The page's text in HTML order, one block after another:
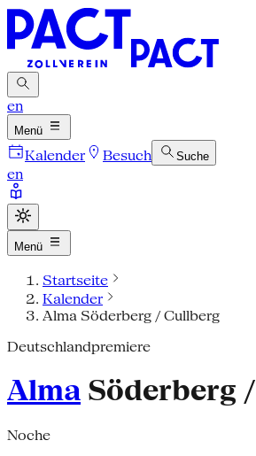
en
Menü
Kalender Besuch Suche
en
Menü
Startseite
Kalender
Alma Söderberg / Cullberg
Deutschlandpremiere
Alma Söderberg /
Noche